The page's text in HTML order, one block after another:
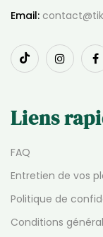
Email:
Liens
FAQ
Entretien de vos
Politique de
Conditions